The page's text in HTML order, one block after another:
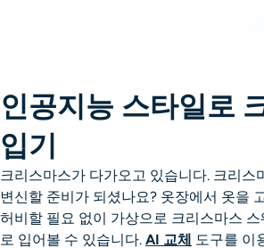
인공지능 스타일로
입기
크리스마스가 다가오고 있습니다. 크리스
변신할 준비가 되셨나요? 옷장에서 옷을
허비할 필요 없이 가상으로 크리스마스 스
로 입어볼 수 있습니다. AI 교체 도구를 이